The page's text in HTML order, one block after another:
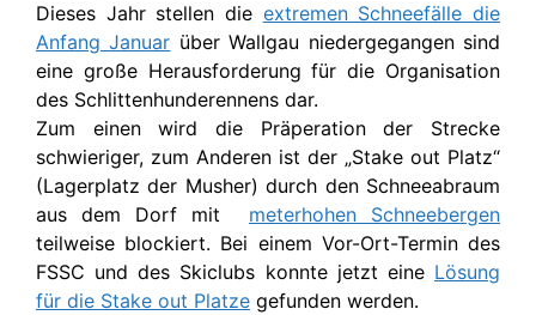
Dieses Jahr stellen die extremen Schneefälle die
Anfang Januar über Wallgau niedergegangen sind
eine große Herausforderung für die Organisation
des Schlittenhunderennens dar.
Zum einen wird die Präperation der Strecke
schwieriger, zum Anderen ist der „Stake out Platz“
(Lagerplatz der Musher) durch den Schneeabraum
aus dem Dorf mit meterhohen Schneebergen
teilweise blockiert. Bei einem Vor-Ort-Termin des
FSSC und des Skiclubs konnte jetzt eine Lösung
für die Stake out Platze gefunden werden.